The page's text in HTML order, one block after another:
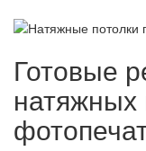
Готовые
натяжных